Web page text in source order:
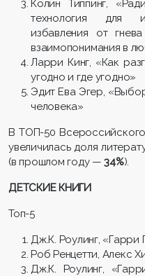
Колин Типпинг,
технология для
избавления от
взаимопонимания в
Ларри Кинг, «Как
угодно и где угодно»
Эдит Ева Эгер,
человека»
В ТОП-50 Всероссийского
увеличилась доля
(в прошлом году —34%).
ДЕТСКИЕ КНИГИ
Топ-5
Дж.К. Роулинг,
Роб Ренцетти, Алекс
Дж.К. Роулинг,